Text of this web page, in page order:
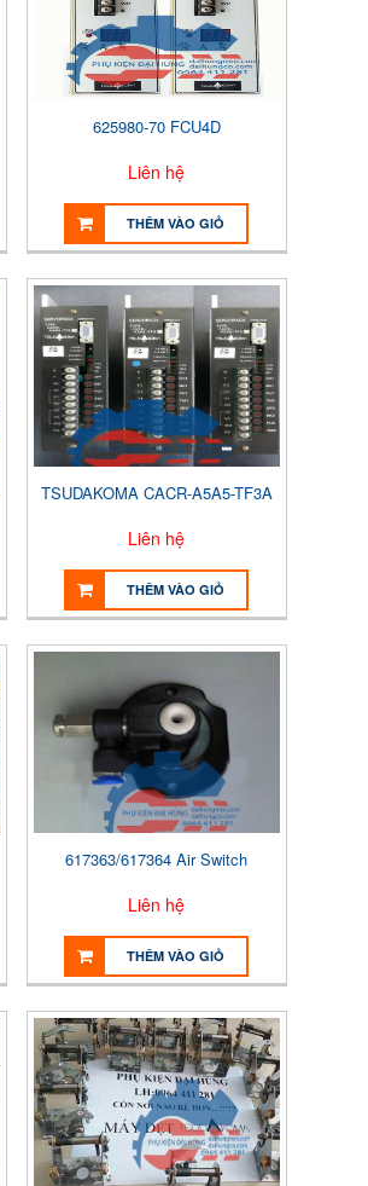
625980-70 FCU4D
Liên hệ
THÊM VÀO GIỎ
TSUDAKOMA CACR-A5A5-TF3A
Liên hệ
THÊM VÀO GIỎ
617363/617364 Air Switch
Liên hệ
THÊM VÀO GIỎ